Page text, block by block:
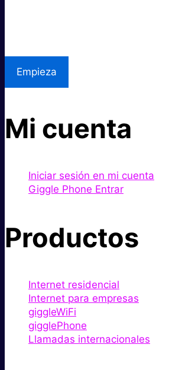
Empieza
Mi cuenta
Iniciar sesión en mi cuenta
Giggle Phone Entrar
Productos
Internet residencial
Internet para empresas
giggleWiFi
gigglePhone
Llamadas internacionales